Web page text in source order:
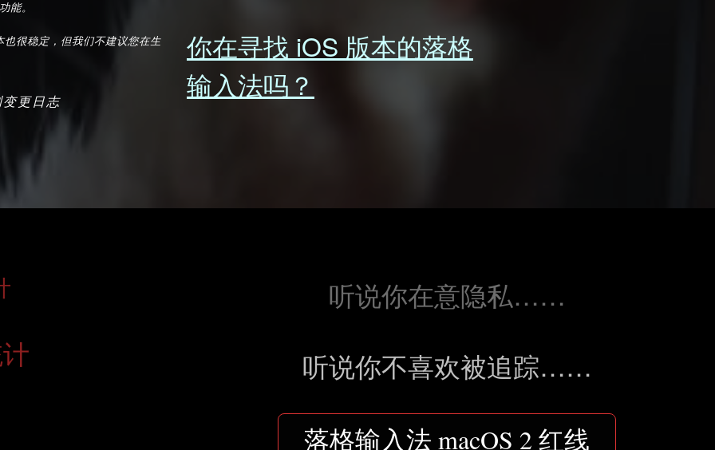
能。
很稳定，但我们不建议您在生
更日志
你在寻找 iOS 版本的落格
输入法吗？
听说你在意隐私……
听说你不喜欢被追踪……
落格输入法 macOS 2 红线